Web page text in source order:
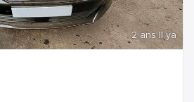
2 ans Il ya